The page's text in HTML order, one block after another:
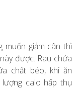
muốn giảm cân thì
được. Rau chứa
chất béo, khi ăn
calo hấp thụ